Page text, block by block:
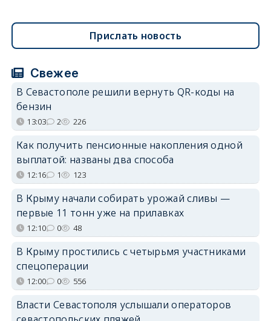
Прислать новость
Свежее
В Севастополе решили вернуть QR-коды на
бензин
13:03 2 226
Как получить пенсионные накопления одной
выплатой: названы два способа
12:16 1 123
В Крыму начали собирать урожай сливы —
первые 11 тонн уже на прилавках
12:10 0 48
В Крыму простились с четырьмя участниками
спецоперации
12:00 0 556
Власти Севастополя услышали операторов